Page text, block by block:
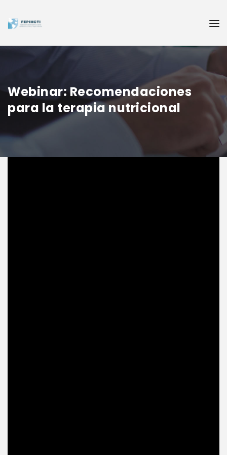
Webinar: Recomendaciones
para la terapia nutricional